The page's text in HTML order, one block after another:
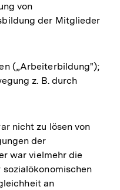
von
der Mitglieder
(„Arbeiterbildung");
z. B. durch
nicht zu lösen von
der
war vielmehr die
an